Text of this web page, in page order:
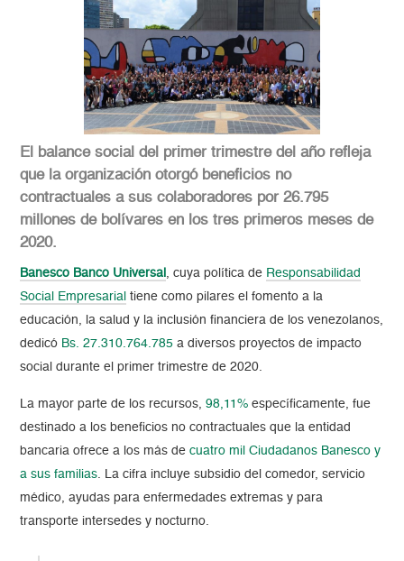
El balance social del primer trimestre del año refleja
que la organización otorgó beneficios no
contractuales a sus colaboradores por 26.795
millones de bolívares en los tres primeros meses de
2020.
Banesco Banco Universal , cuya política de Responsabilidad
Social Empresarial tiene como pilares el fomento a la
educación, la salud y la inclusión financiera de los venezolanos,
dedicó Bs. 27.310.764.785 a diversos proyectos de impacto
social durante el primer trimestre de 2020.
La mayor parte de los recursos,98,11% específicamente, fue
destinado a los beneficios no contractuales que la entidad
bancaria ofrece a los más decuatro mil Ciudadanos Banesco y
a sus familias. La cifra incluye subsidio del comedor, servicio
médico, ayudas para enfermedades extremas y para
transporte intersedes y nocturno.